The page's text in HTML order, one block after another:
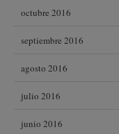
octubre 2016
septiembre 2016
agosto 2016
julio 2016
junio 2016